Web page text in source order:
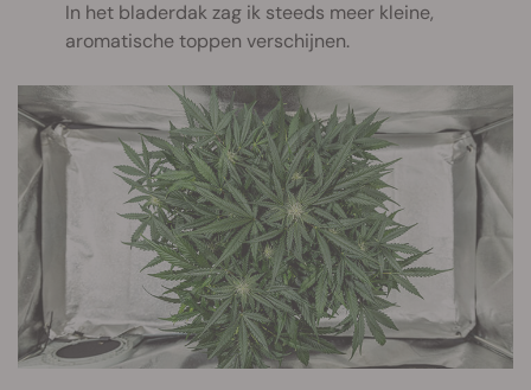
In het bladerdak zag ik steeds meer kleine,
aromatische toppen verschijnen.